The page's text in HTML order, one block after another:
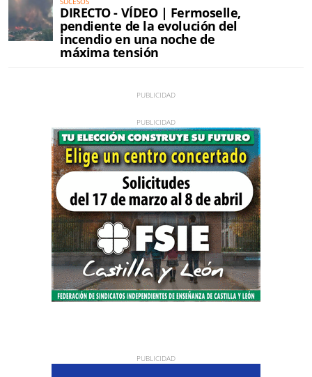
DIRECTO - VÍDEO | Fermoselle,
pendiente de la evolución del
incendio en una noche de
máxima tensión